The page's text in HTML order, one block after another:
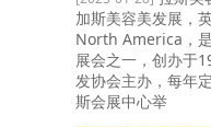
加斯美容美发展，
North America，
展会之一，创办于
发协会主办，每年
斯会展中心举